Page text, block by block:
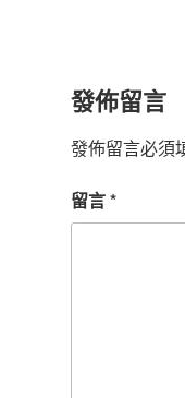
發佈留言
發佈留言必須
留言*